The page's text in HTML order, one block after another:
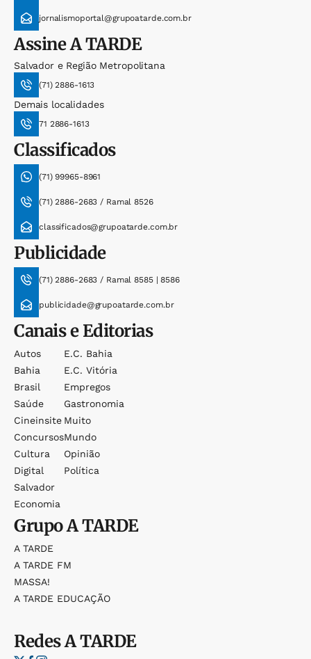
jornalismoportal@grupoatarde.com.br
AssineA TARDE
Salvador e Região Metropolitana
(71) 2886-1613
Demais localidades
71 2886-1613
Classificados
(71) 99965-8961
(71) 2886-2683 / Ramal 8526
classificados@grupoatarde.com.br
Publicidade
(71) 2886-2683 / Ramal 8585 | 8586
publicidade@grupoatarde.com.br
Canais e Editorias
Autos
Bahia
Brasil
Saúde
Cineinsite
Concursos
Cultura
Digital
Salvador
Economia
E.c. Bahia
E.c. Vitória
Empregos
Gastronomia
Muito
Mundo
Opinião
Política
GrupoA TARDE
A TARDE
A TARDE FM
MASSA!
A TARDE EDUCAÇÃO
RedesA TARDE